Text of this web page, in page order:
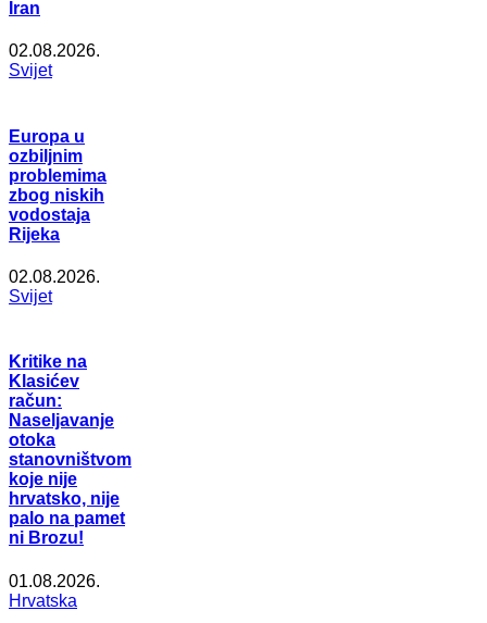
Iran
02.08.2026.
Svijet
Europa u
ozbiljnim
problemima
zbog niskih
vodostaja
Rijeka
02.08.2026.
Svijet
Kritike na
Klasićev
račun:
Naseljavanje
otoka
stanovništvom
koje nije
hrvatsko, nije
palo na pamet
ni Brozu!
01.08.2026.
Hrvatska